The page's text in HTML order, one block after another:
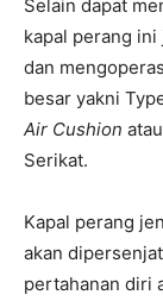
Selain dapat
kapal perang
dan
besar yakni
Air Cushion
Serikat.
Kapal perang
akan
pertahanan diri